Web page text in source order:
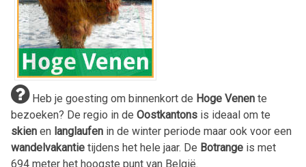
Heb je goesting om binnenkort de Hoge Venen te
bezoeken? De regio in de Oostkantons is ideaal om te
skien en langlaufen in de winter periode maar ook voor een
wandelvakantie tijdens het hele jaar. De Botrange is met
694 meter het hoogste punt van België.